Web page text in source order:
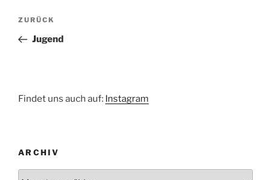
Beitragsnavigation
Vorheriger
Beitrag
ZURÜCK
Jugend
Findet uns auch auf: Instagram
ARCHIV